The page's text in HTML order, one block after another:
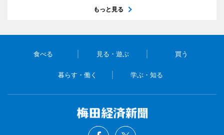
もっと見る
食べる 見る・遊ぶ 買う
暮らす・働く 学ぶ・知る